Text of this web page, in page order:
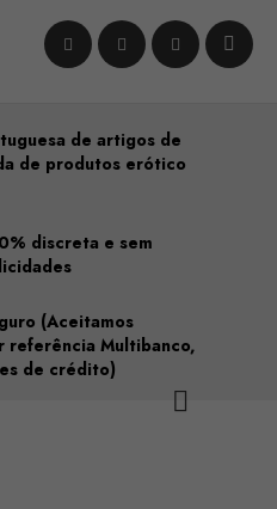
de artigos de
de produtos erótico
discreta e sem
(Aceitamos
referência Multibanco,
de crédito)
